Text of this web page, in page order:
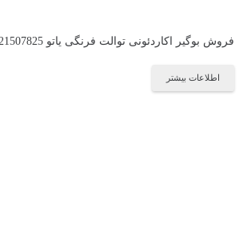
فروش بوگیر اکاردئونی توالت فرنگی یاتو 09121507825
اطلاعات بیشتر